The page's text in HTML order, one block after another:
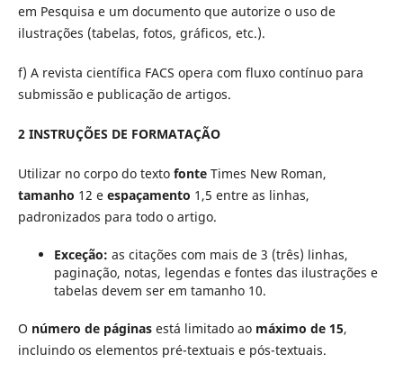
em Pesquisa e um documento que autorize o uso de
ilustrações (tabelas, fotos, gráficos, etc.).
f) A revista científica FACS opera com fluxo contínuo para
submissão e publicação de artigos.
2 INSTRUÇÕES DE FORMATAÇÃO
Utilizar no corpo do texto fonteTimes New Roman,
tamanho 12 e espaçamento 1,5 entre as linhas,
padronizados para todo o artigo.
Exceção: as citações com mais de 3 (três) linhas,
paginação, notas, legendas e fontes das ilustrações e
tabelas devem ser em tamanho 10.
O número de páginasestá limitado ao máximo de 15,
incluindo os elementos pré-textuais e pós-textuais.